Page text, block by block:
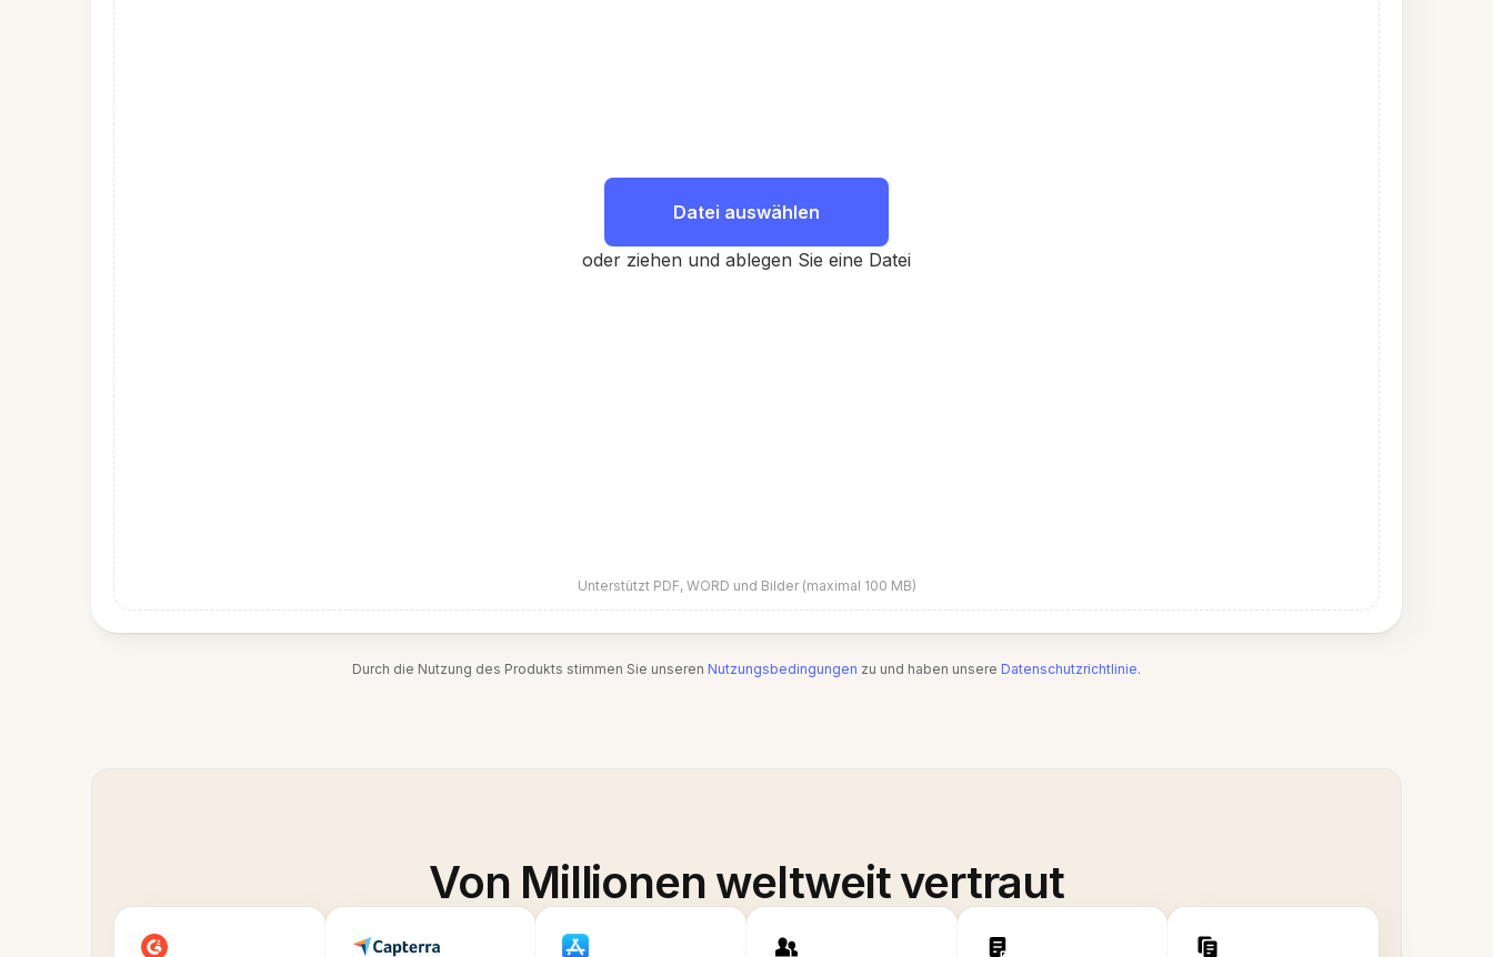
Datei auswählen
oder ziehen und ablegen Sie eine Datei
Unterstützt PDF, WORD und Bilder (maximal 100 MB)
Durch die Nutzung des Produkts stimmen Sie unseren Nutzungsbedingungen zu und haben unsere Datenschutzrichtlinie.
Von Millionen weltweit vertraut